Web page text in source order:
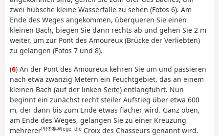
zwei hübsche kleine Wasserfälle zu sehen (Fotos 6). Am
Ende des Weges angekommen, überqueren Sie einen
kleinen Bach, biegen Sie dann rechts ab und gehen Sie 2 m
weiter, um zur Pont des Amoureux (Brücke der Verliebten)
zu gelangen (Fotos 7 und 8).
(6) An der Pont des Amoureux kehren Sie um und passieren
nach etwa zwanzig Metern ein Feuchtgebiet, das an einem
kleinen Bach (auf der linken Seite) entlangführt. Nun
beginnt ein zunächst recht steiler Aufstieg über etwa 600
m, der dann bis zum Ende etwas flacher wird. Ganz oben,
am Ende des Weges, gelangen Sie zu einer Kreuzung
mehrererPR®®-Wege, die Croix des Chasseurs genannt wird.